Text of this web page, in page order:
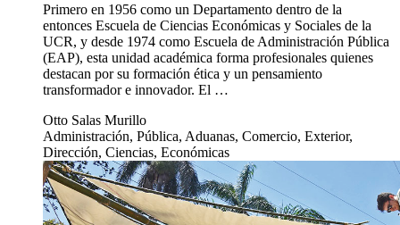
Primero en 1956 como un Departamento dentro de la
entonces Escuela de Ciencias Económicas y Sociales de la
UCR, y desde 1974 como Escuela de Administración Pública
(EAP), esta unidad académica forma profesionales quienes
destacan por su formación ética y un pensamiento
transformador e innovador. El …
Otto Salas Murillo
Administración, Pública, Aduanas, Comercio, Exterior,
Dirección, Ciencias, Económicas